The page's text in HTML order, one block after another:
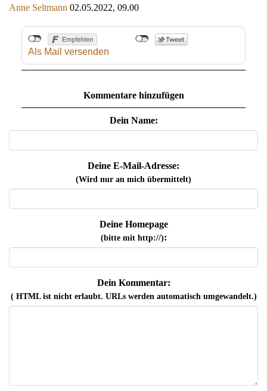
Anne Seltmann 02.05.2022, 09.00
Als Mail versenden
Kommentare hinzufügen
Dein Name:
Deine E-Mail-Adresse:
(Wird nur an mich übermittelt)
Deine Homepage
(bitte mit http://):
Dein Kommentar:
( HTML ist nichterlaubt. URLs werden automatisch umgewandelt.)